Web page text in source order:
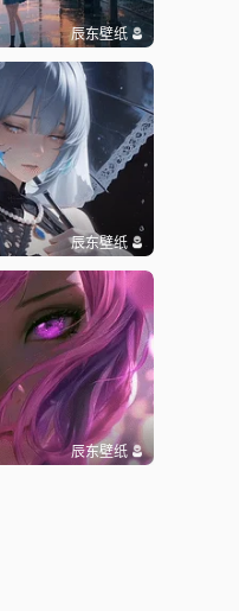
辰东壁纸
辰东壁纸
辰东壁纸